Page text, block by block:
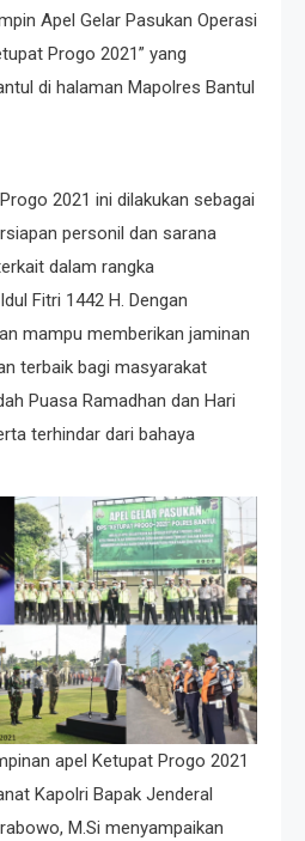
Apel Gelar Pasukan Operasi
Progo 2021” yang
di halaman Mapolres Bantul
2021 ini dilakukan sebagai
personil dan sarana
dalam rangka
Fitri 1442 H. Dengan
mampu memberikan jaminan
terbaik bagi masyarakat
Puasa Ramadhan dan Hari
terhindar dari bahaya
apel Ketupat Progo 2021
Kapolri Bapak Jenderal
M.Si menyampaikan